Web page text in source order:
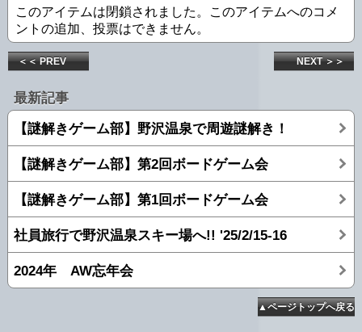
このアイテムは閉鎖されました。このアイテムへのコメ
ントの追加、投票はできません。
＜＜ PREV NEXT ＞＞
最新記事
【謎解きゲーム部】野沢温泉で周遊謎解き！
【謎解きゲーム部】第2回ボードゲーム会
【謎解きゲーム部】第1回ボードゲーム会
社員旅行で野沢温泉スキー場へ!! '25/2/15-16
2024年 AW忘年会
▲ページトップへ戻る